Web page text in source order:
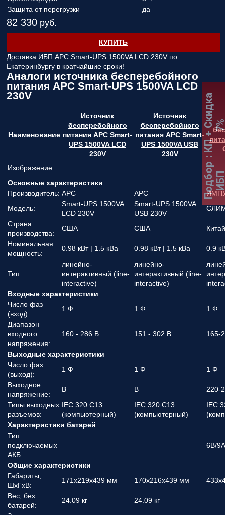
Защита от перегрузки
да
82 330 руб.
КУПИТЬ
Доставка ИБП APC Smart-UPS 1500VA LCD 230V по
Екатеринбургу в кратчайшие сроки!
Аналоги источника бесперебойного
питания APC Smart-UPS 1500VA LCD
230V
Наименование
Источник
бесперебойного
питания APC Smart-
UPS 1500VA LCD
230V
Источник
бесперебойного
питания APC Smart-
UPS 1500VA USB
230V
Изображение:
Основные характеристики
Производитель: APC APC
Модель:
Smart-UPS 1500VA
LCD 230V
Smart-UPS 1500VA
USB 230V
Страна
производства:
США США
Китай
Номинальная
мощность:
0.98 кВт | 1.5 кВа 0.98 кВт | 1.5 кВа 0.9
Тип:
линейно-
интерактивный (line-
interactive)
линейно-
интерактивный (line-
interactive)
Входные характеристики
Число фаз
(вход):
1 Ф 1 Ф
1 Ф
Диапазон
входного
напряжения:
160 - 286 В 151 - 302 В 165-
Выходные характеристики
Число фаз
(выход):
1 Ф 1 Ф
1 Ф
Выходное
напряжение:
В В
220-
Типы выходных
разъемов:
IEC 320 C13
(компьютерный)
IEC 320 C13
(компьютерный)
IEC
Характеристики батарей
Тип
подключаемых
АКБ:
6В/
Общие характеристики
Габариты,
ШхГхВ:
171x219x439 мм 170x216x439 мм
Вес, без
батарей:
24.09 кг
24.09 кг
Подбор
:
К
П
+
С
к
и
д
к
а
7